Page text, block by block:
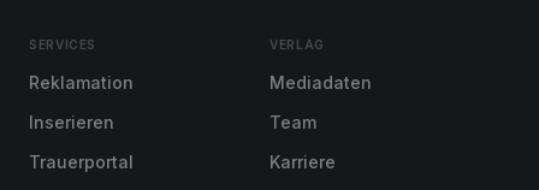
SERVICES
Reklamation
Inserieren
Trauerportal
VERLAG
Mediadaten
Team
Karriere